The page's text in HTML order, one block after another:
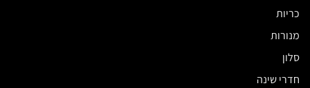
כריות
מנורות
סלון
חדרי שינה